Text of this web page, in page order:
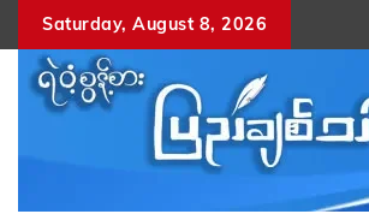
content
Saturday, August 8, 2026